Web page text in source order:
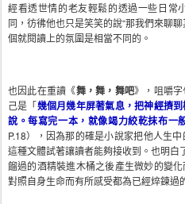
經看透世情的老友輕鬆的透過一些日常
同，彷彿他也只是笑笑的說“那我們來聊
個就閱讀上的氛圍是相當不同的。
也因此在重讀《舞，舞，舞吧》，咀嚼
己是「幾個月幾年屏著氣息，把神經擠
說。每寫完一本，就像竭力絞乾抹布一
P.18），因為那的確是小說家把他人生
這種文體試著讓讀者能夠接收到。也明白
餾過的酒精裝進木桶之後產生微妙的變
對照自身生命而有所感受都為已經焠鍊過